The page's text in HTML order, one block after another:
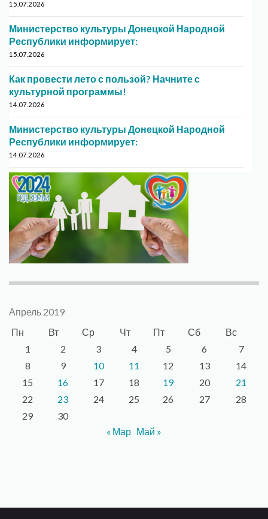
15.07.2026
Министерство культуры Донецкой Народной
Республики информирует:
15.07.2026
Как провести лето с пользой? Начните с
культурной программы!
14.07.2026
Министерство культуры Донецкой Народной
Республики информирует:
14.07.2026
Апрель 2019
Пн
Вт Ср Чт Пт Сб
Вс
1
2 3 4 5 6
7
8
9 10 11 12 13
14
15
16 17 18 19 20
21
22
23 24 25 26 27
28
29
30
« Мар Май »